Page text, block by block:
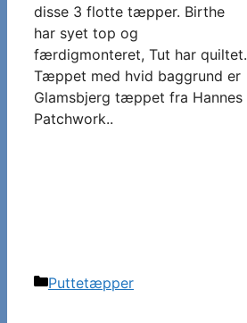
disse 3 flotte tæpper. Birthe
har syet top og
færdigmonteret, Tut har quiltet.
Tæppet med hvid baggrund er
Glamsbjerg tæppet fra Hannes
Patchwork..
Kategorier
Puttetæpper